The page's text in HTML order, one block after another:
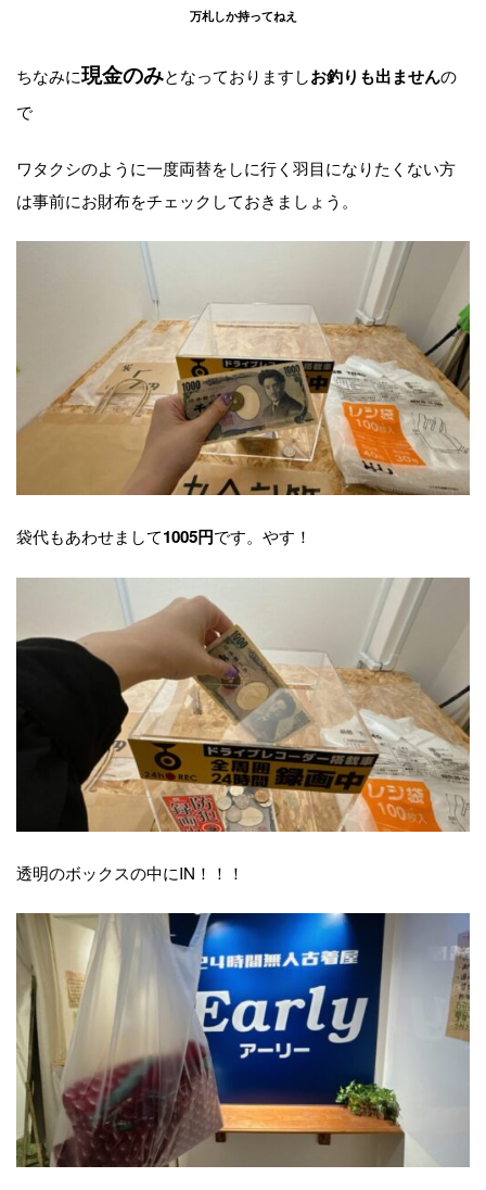
万札しか持ってねえ
ちなみに現金のみとなっておりますしお釣りも出ませんの
で
ワタクシのように一度両替をしに行く羽目になりたくない方
は事前にお財布をチェックしておきましょう。
袋代もあわせまして1005円です。やす！
透明のボックスの中にIN！！！